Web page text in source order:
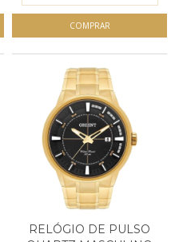
RELÓGIO DE PULSO